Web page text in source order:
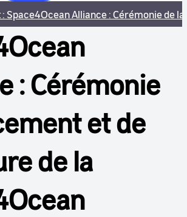
Space4Ocean Alliance : Cérémonie de
: Cérémonie
et de
de la